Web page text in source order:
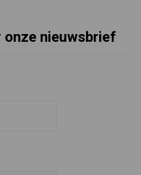
nieuwsbrief